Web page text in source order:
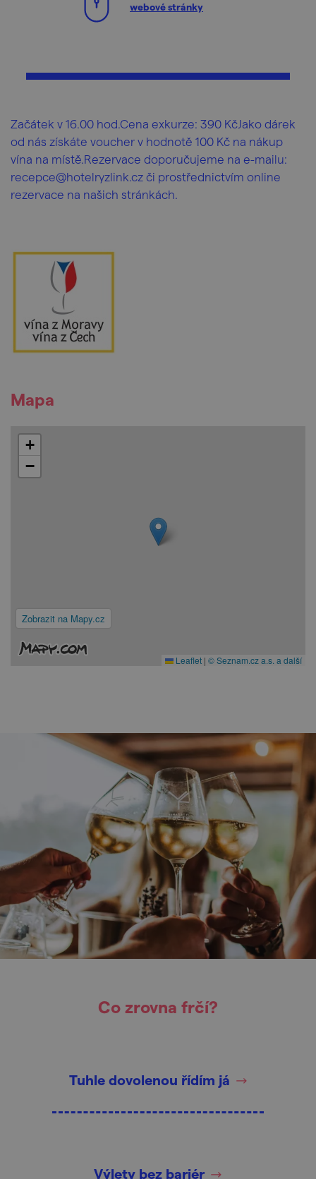
webové stránky
Začátek v 16.00 hod.Cena exkurze: 390 KčJako dárek
od nás získáte voucher v hodnotě 100 Kč na nákup
vína na místě.Rezervace doporučujeme na e-mailu:
recepce@hotelryzlink.cz či prostřednictvím online
rezervace na našich stránkách.
Mapa
Zobrazit na Mapy.cz
+
−
Leaflet | © Seznam.cz a.s. a další
Co zrovna frčí?
Tuhle dovolenou řídím já
Výlety bez bariér